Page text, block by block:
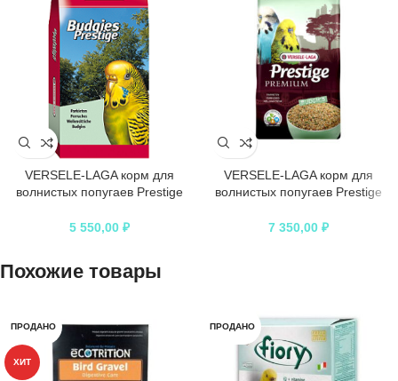
VERSELE-LAGA корм для
волнистых попугаев Prestige
5 550,00 ₽
VERSELE-LAGA корм для
волнистых попугаев Prestige
7 350,00 ₽
Похожие товары
ПРОДАНО
ХИТ
ПРОДАНО